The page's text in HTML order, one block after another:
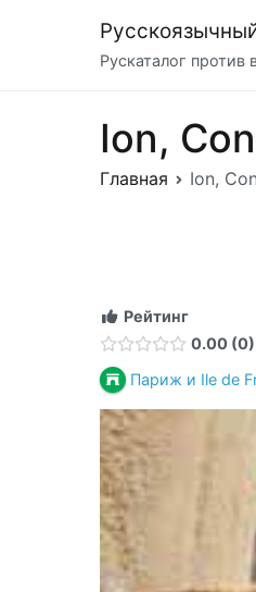
содержимомуРускаталог против
Ion,
Главная Ion,
Рейтинг
0.00 0
Париж и Ile de